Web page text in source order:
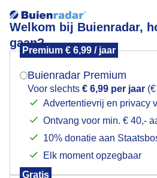
Welkom bij Buienradar,
gaan?
Premium € 6,99 / jaar
Buienradar Premium
Voor slechts € 6,99 per jaar
Advertentievrij en privacy
Ontvang voor min. € 40,-
10% donatie aan
Elk moment opzegbaar
Gratis
Bewolkt
Mogen we je locatie
Indien je hier nog geen
verschijnt er zo een pop-up